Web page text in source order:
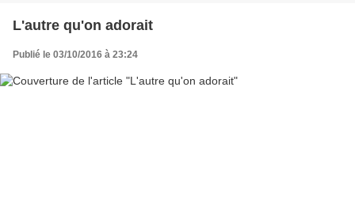
L'autre qu'on adorait
Publié le 03/10/2016 à 23:24